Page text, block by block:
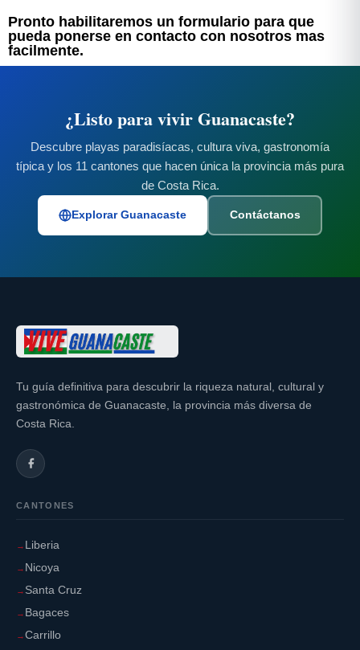
Pronto habilitaremos un formulario para que
pueda ponerse en contacto con nosotros mas
facilmente.
¿Listo para vivir Guanacaste?
Descubre playas paradisíacas, cultura viva, gastronomía
típica y los 11 cantones que hacen única la provincia más pura
de Costa Rica.
Explorar Guanacaste Contáctanos
Tu guía definitiva para descubrir la riqueza natural, cultural y
gastronómica de Guanacaste, la provincia más diversa de
Costa Rica.
CANTONES
Liberia
Nicoya
Santa Cruz
Bagaces
Carrillo